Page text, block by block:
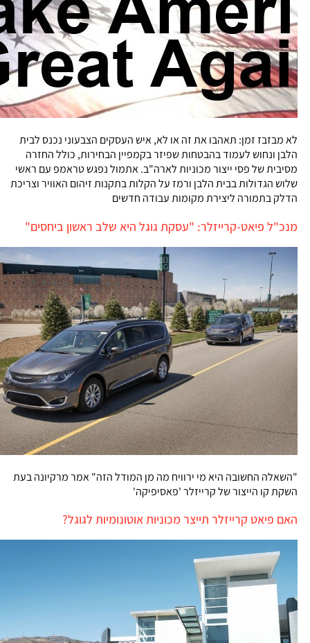
לא מבזבז זמן: תאהבו את זה או לא, איש העסקים הצבעוני נכנס לבית
הלבן ונחוש לעמוד בהבטחות שפיזר בקמפיין הבחירות, כולל החזרה
מסיבית של פסי ייצור מכוניות לארה"ב. אתמול נפגש טראמפ עם ראשי
שלוש הגדולות בבית הלבן ורמז על הקלות בתקנות זיהום האוויר וצריכת
הדלק בתמורה ליצירת מקומות עבודה חדשים
מנכ"ל פיאט-קרייזלר: "עסקת גוגל היא שלב ראשון ביחסים"
"השאלה החשובה היא מי ירוויח מה מן המודל הזה" אמר מרקיונה בעת
השקת קו הייצור של קרייזלר 'פאסיפיקה'
האם פיאט קרייזלר תייצר מכוניות אוטונומיות לגוגל?